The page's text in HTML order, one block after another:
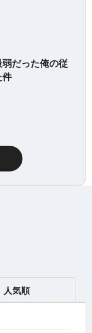
だった俺の従
件
人気順